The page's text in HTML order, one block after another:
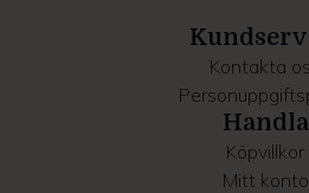
Kontakta
Handla
Köpvillkor
Mitt konto